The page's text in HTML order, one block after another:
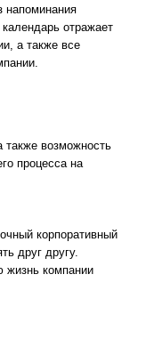
напоминания
отражает
а также все
также возможность
процесса на
корпоративный
друг другу.
жизнь компании